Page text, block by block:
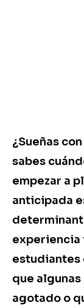
¿Sueñas
sabes
empezar a
anticipada
experiencia
estudiantes
que
agotado o